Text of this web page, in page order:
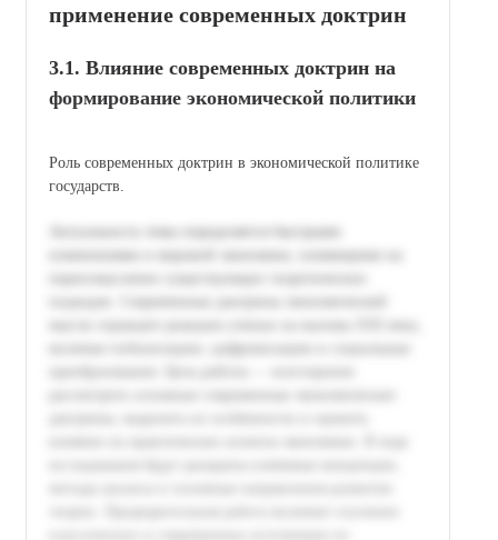
применение современных доктрин
3.1. Влияние современных доктрин на
формирование экономической политики
Роль современных доктрин в экономической политике
государств.